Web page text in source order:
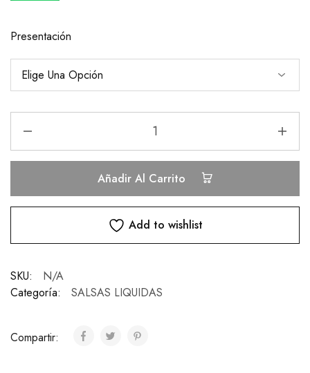
Presentación
Añadir Al Carrito
Add to wishlist
SKU:
N/A
Categoría:
SALSAS LIQUIDAS
Compartir: